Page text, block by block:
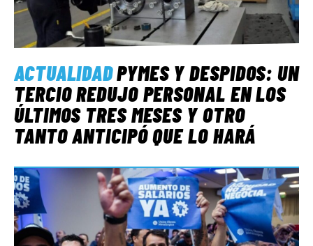
ACTUALIDADPYMES Y DESPIDOS: UN
TERCIO REDUJO PERSONAL EN LOS
ÚLTIMOS TRES MESES Y OTRO
TANTO ANTICIPÓ QUE LO HARÁ